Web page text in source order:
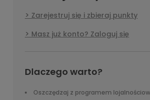
Zarejestruj się i zbieraj punkty
Masz już konto? Zaloguj się
Dlaczego warto?
Oszczędzaj z programem